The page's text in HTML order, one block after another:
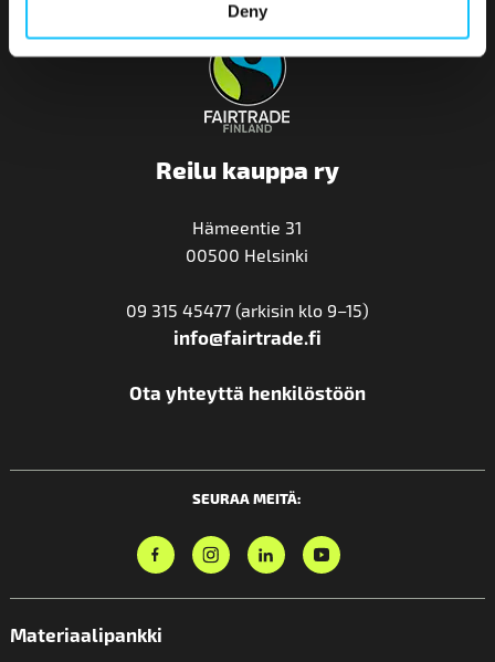
Deny
Reilu kauppa ry
Hämeentie 31
00500 Helsinki
09 315 45477 (arkisin klo 9–15)
info@fairtrade.fi
Ota yhteyttä henkilöstöön
SEURAA MEITÄ:
Materiaalipankki